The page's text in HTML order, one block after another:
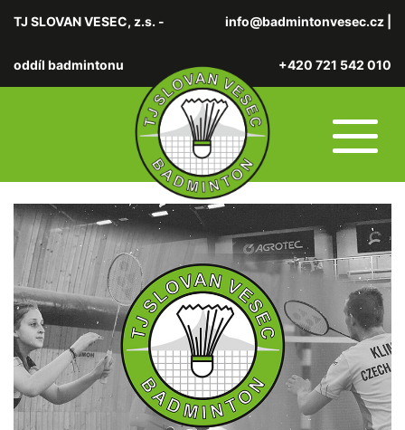
TJ SLOVAN VESEC, z.s. -
oddíl badmintonu
info@badmintonvesec.cz
+420 721 542 010